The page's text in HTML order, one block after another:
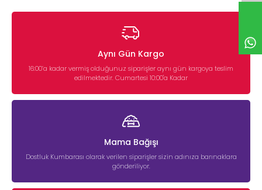
Aynı Gün Kargo
16:00’a kadar vermiş olduğunuz siparişler aynı gün kargoya teslim
edilmektedir. Cumartesi 10:00'a Kadar
Mama Bağışı
Dostluk Kumbarası olarak verilen siparişler sizin adınıza barınaklara
gönderiliyor.